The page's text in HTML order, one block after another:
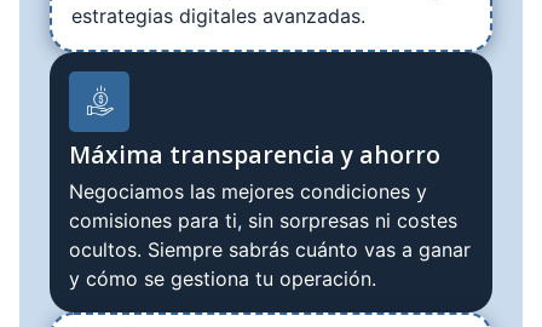
estrategias digitales avanzadas.
Máxima transparencia y ahorro
Negociamos las mejores condiciones y
comisiones para ti, sin sorpresas ni costes
ocultos. Siempre sabrás cuánto vas a ganar
y cómo se gestiona tu operación.